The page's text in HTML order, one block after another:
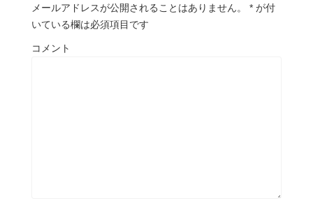
メールアドレスが公開されることはありません。 * が付
いている欄は必須項目です
コメント